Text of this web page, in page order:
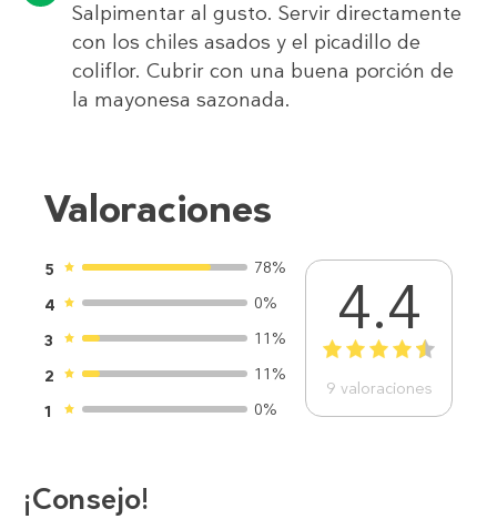
Salpimentar al gusto. Servir directamente
con los chiles asados ​​y el picadillo de
coliflor. Cubrir con una buena porción de
la mayonesa sazonada.
Valoraciones
5
78%
4
0%
3
11%
2
11%
1
0%
4.4
1 2 3 4 5
9 valoraciones
¡Consejo!